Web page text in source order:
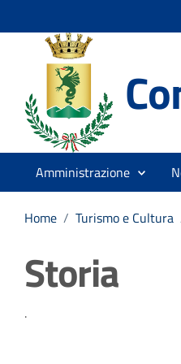
Amministrazione
Home / Turismo e Cultura
Storia
.